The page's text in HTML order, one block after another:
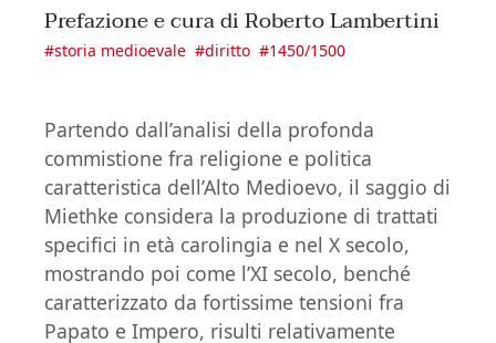
Prefazione e cura di Roberto Lambertini
#storia medioevale #diritto #1450/1500
Partendo dall’analisi della profonda
commistione fra religione e politica
caratteristica dell’Alto Medioevo, il saggio di
Miethke considera la produzione di trattati
specifici in età carolingia e nel X secolo,
mostrando poi come l’XI secolo, benché
caratterizzato da fortissime tensioni fra
Papato e Impero, risulti relativamente